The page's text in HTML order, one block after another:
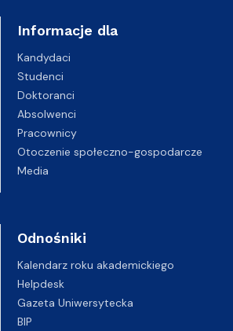
Informacje dla
Kandydaci
Studenci
Doktoranci
Absolwenci
Pracownicy
Otoczenie społeczno-gospodarcze
Media
Odnośniki
Kalendarz roku akademickiego
Helpdesk
Gazeta Uniwersytecka
BIP